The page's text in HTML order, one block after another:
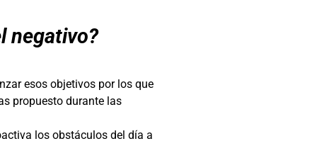
negativo?
esos objetivos por los que
propuesto durante las
los obstáculos del día a